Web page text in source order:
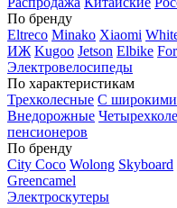
По бренду
Eltreco Minako Xiaomi
ИЖ Kugoo Jetson Elbike
Электровелосипеды
По характеристикам
Трехколесные С широкими
Внедорожные
пенсионеров
По бренду
City Coco Wolong Skyboard
Greencamel
Электроскутеры